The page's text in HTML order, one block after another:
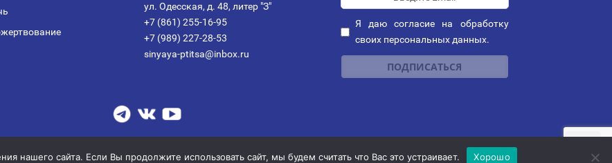
ул. Одесская, д. 48, литер "З"
+7 (861) 255-16-95
+7 (989) 227-28-53
sinyaya-ptitsa@inbox.ru
Я даюсогласие на обработку
своих персональных данных.
2026 АНО благотворительных и социальных программ "СИНЯЯ ПТИЦА"
нашего сайта. Если Вы продолжите использовать сайт, мы будем считать что Вас это устраивает. Хорошо